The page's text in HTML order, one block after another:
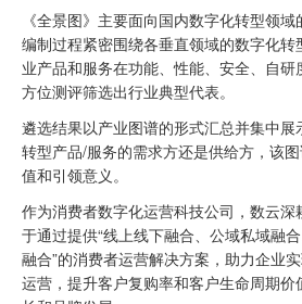
《全景图》主要面向国内数字化转型领
编制过程紧密围绕各垂直领域的数字化
业产品和服务在功能、性能、安全、自
方位测评筛选出行业典型代表。
遴选结果以产业图谱的形式汇总并集中
转型产品/服务的需求方还是供给方，该
值和引领意义。
作为消费者数字化运营科技公司，数云深
于通过提供“线上线下融合、公域私域融
融合”的消费者运营解决方案，助力企业
运营，提升客户复购率和客户生命周期